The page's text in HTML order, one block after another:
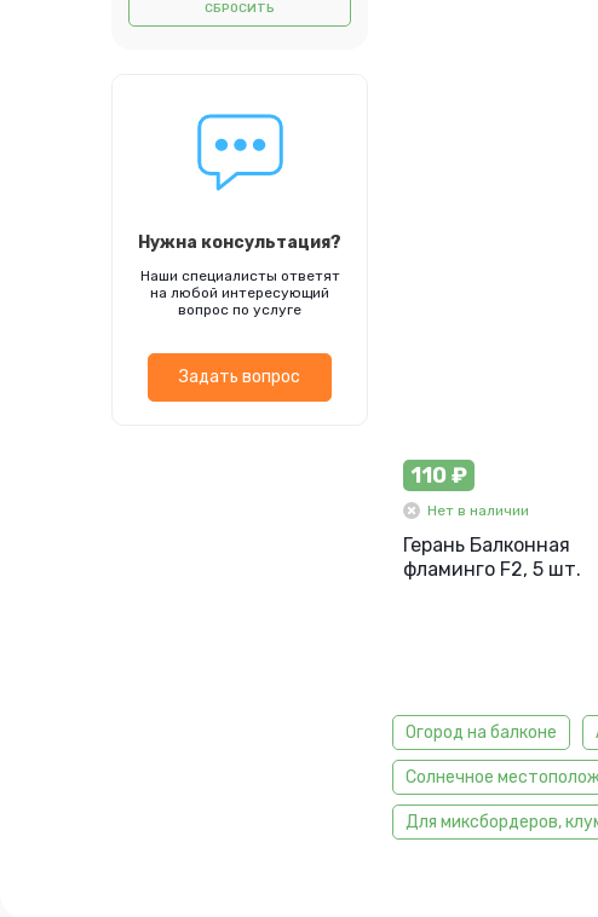
СБРОСИТЬ
Нужна консультация?
Наши специалисты ответят
на любой интересующий
вопрос по услуге
Задать вопрос
110 ₽
Нет в наличии
Герань Балконная
фламинго F2, 5 шт.
Огород на балконе
Солнечное
Для миксбордеров,